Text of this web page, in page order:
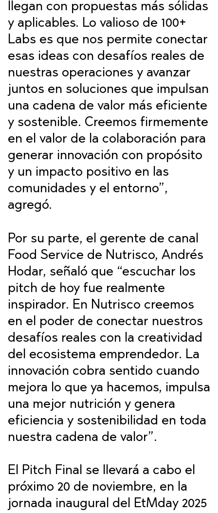
llegan con propuestas más sólidas
y aplicables. Lo valioso de 100+
Labs es que nos permite conectar
esas ideas con desafíos reales de
nuestras operaciones y avanzar
juntos en soluciones que impulsan
una cadena de valor más eficiente
y sostenible. Creemos firmemente
en el valor de la colaboración para
generar innovación con propósito
y un impacto positivo en las
comunidades y el entorno”,
agregó.
Por su parte, el gerente de canal
Food Service de Nutrisco, Andrés
Hodar, señaló que “escuchar los
pitch de hoy fue realmente
inspirador. En Nutrisco creemos
en el poder de conectar nuestros
desafíos reales con la creatividad
del ecosistema emprendedor. La
innovación cobra sentido cuando
mejora lo que ya hacemos, impulsa
una mejor nutrición y genera
eficiencia y sostenibilidad en toda
nuestra cadena de valor”.
El Pitch Final se llevará a cabo el
próximo 20 de noviembre, en la
jornada inaugural del EtMday 2025